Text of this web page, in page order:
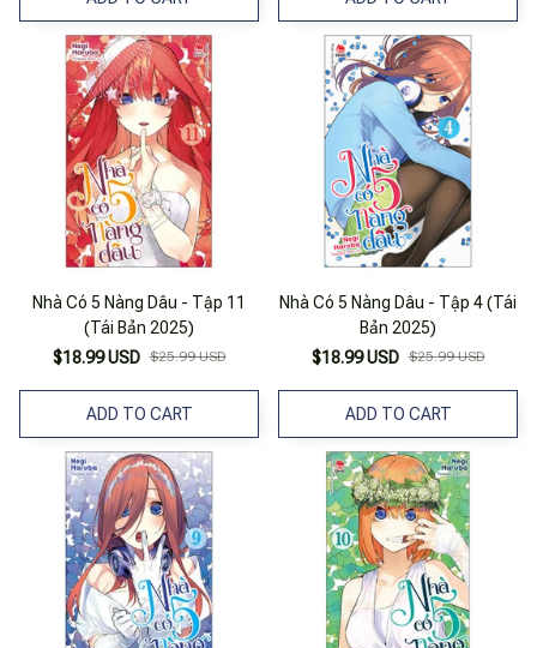
Nhà Có 5 Nàng Dâu - Tập 11
(Tái Bản 2025)
$18.99 USD $25.99 USD
ADD TO CART
Nhà Có 5 Nàng Dâu - Tập 4 (Tái
Bản 2025)
$18.99 USD $25.99 USD
ADD TO CART